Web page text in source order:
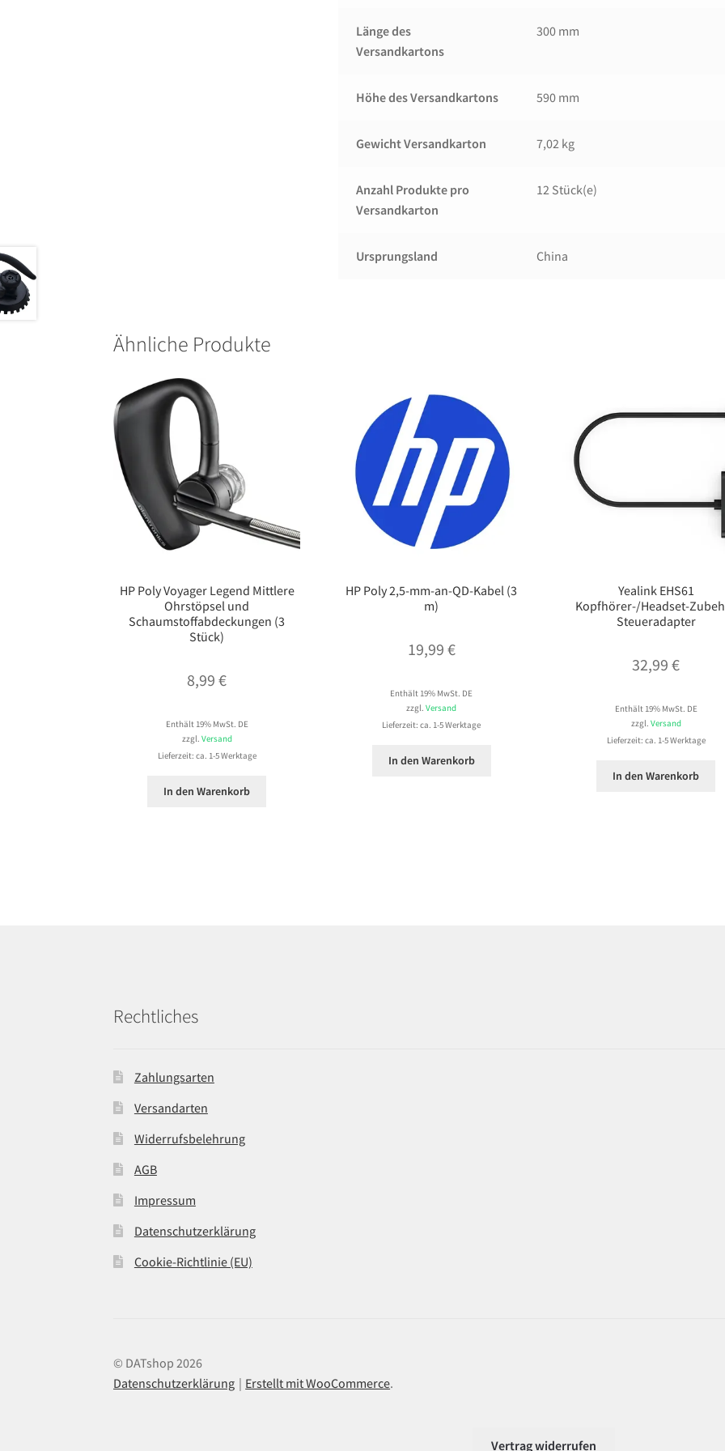
Länge des
Versandkartons
300 mm
Höhe des Versandkartons 590 mm
Gewicht Versandkarton 7,02 kg
Anzahl Produkte pro
Versandkarton
12 Stück(e)
Ursprungsland China
Ähnliche Produkte
HP Poly Voyager Legend Mittlere
Ohrstöpsel und
Schaumstoffabdeckungen (3
Stück)
8,99€
Enthält 19% MwSt. DE
zzgl. Versand
Lieferzeit: ca. 1-5 Werktage
In den Warenkorb
HP Poly 2,5-mm-an-QD-Kabel (3
m)
19,99 €
Enthält 19% MwSt. DE
zzgl.Versand
Lieferzeit: ca. 1-5 Werktage
In den Warenkorb
Yealink EHS61
Kopfhörer-/Headset-
Steueradapter
32,99€
Enthält 19% MwSt. DE
zzgl. Versand
Lieferzeit: ca. 1-5 Werktage
In den Warenkorb
Rechtliches
Zahlungsarten
Versandarten
Widerrufsbelehrung
AGB
Impressum
Datenschutzerklärung
Cookie-Richtlinie (EU)
© DATshop 2026
Datenschutzerklärung
Erstellt mit WooCommerce.
Vertrag widerrufen